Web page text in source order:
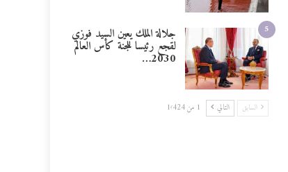
5 جلالة الملك يعين السيد فوزي
لقجع رئيسا للجنة كأس العالم
2030…
السابق التالي 1 من 1٬424